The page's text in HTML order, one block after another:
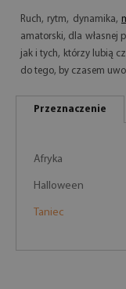
Ruch, rytm, dynamika,
amatorski, dla własnej
jak i tych, którzy lubią
do tego, by czasem
Przeznaczenie
Afryka
Halloween
Taniec